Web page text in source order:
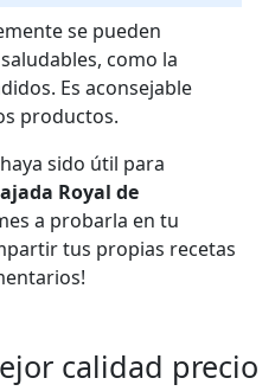
se pueden
como la
Es aconsejable
productos.
sido útil para
Royal de
a probarla en tu
tus propias recetas
calidad precio